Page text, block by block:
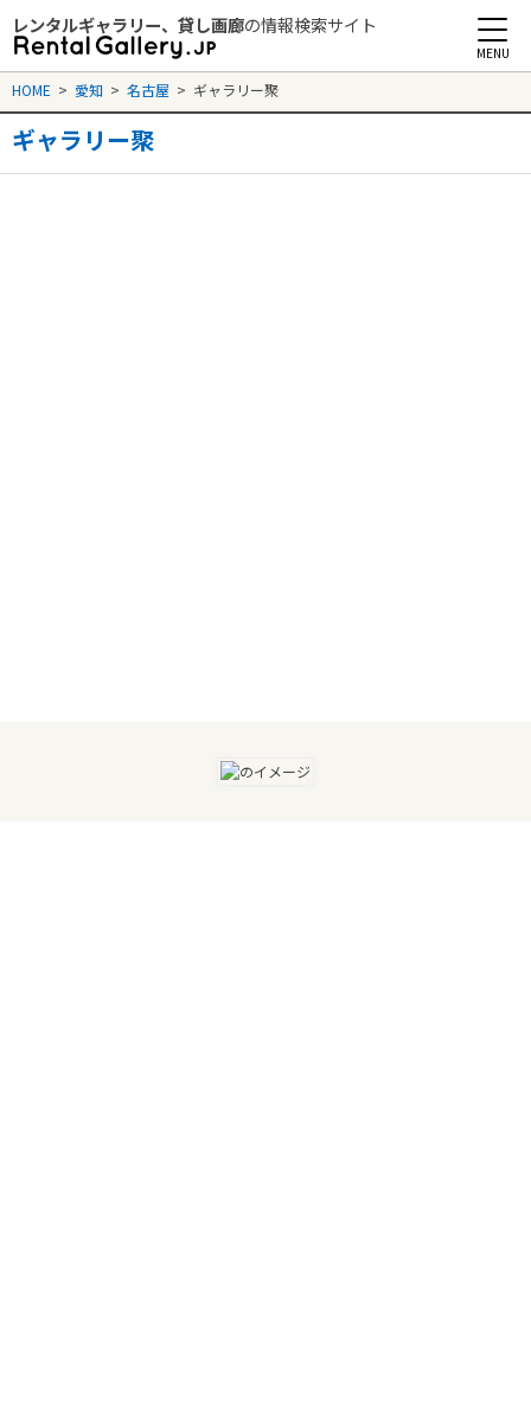
レンタルギャラリー、貸し画廊の情報検索サイト
Rental Gallery jp
HOME > 愛知 > 名古屋 > ギャラリー聚
ギャラリー聚